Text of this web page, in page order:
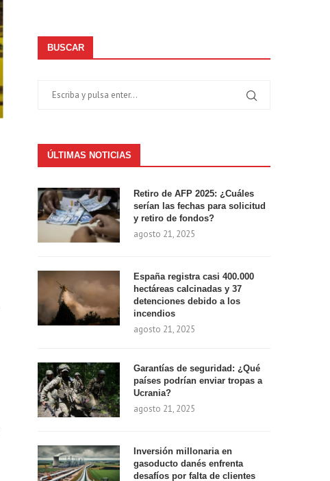
BUSCAR
ÚLTIMAS NOTICIAS
Retiro de AFP 2025: ¿Cuáles
serían las fechas para solicitud
y retiro de fondos?
agosto 21, 2025
España registra casi 400.000
hectáreas calcinadas y 37
detenciones debido a los
incendios
agosto 21, 2025
Garantías de seguridad: ¿Qué
países podrían enviar tropas a
Ucrania?
agosto 21, 2025
Inversión millonaria en
gasoducto danés enfrenta
desafíos por falta de clientes